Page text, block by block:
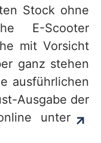
Stock ohne
E-Scooter
mit Vorsicht
ganz stehen
ausführlichen
Ausgabe der
unter